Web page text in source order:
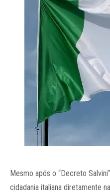
Mesmo após o “Decreto
cidadania italiana diretamente